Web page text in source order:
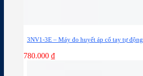
3NV1-3E – Máy đo huyết áp cổ tay tự động
780.000 ₫